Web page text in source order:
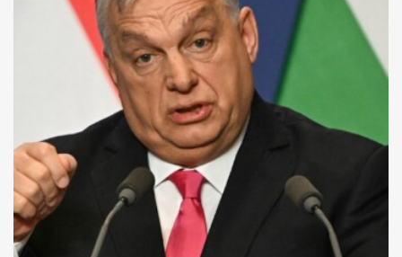
Geszler Dorottya lánya férjhez
ment: itt vannak az első fotók